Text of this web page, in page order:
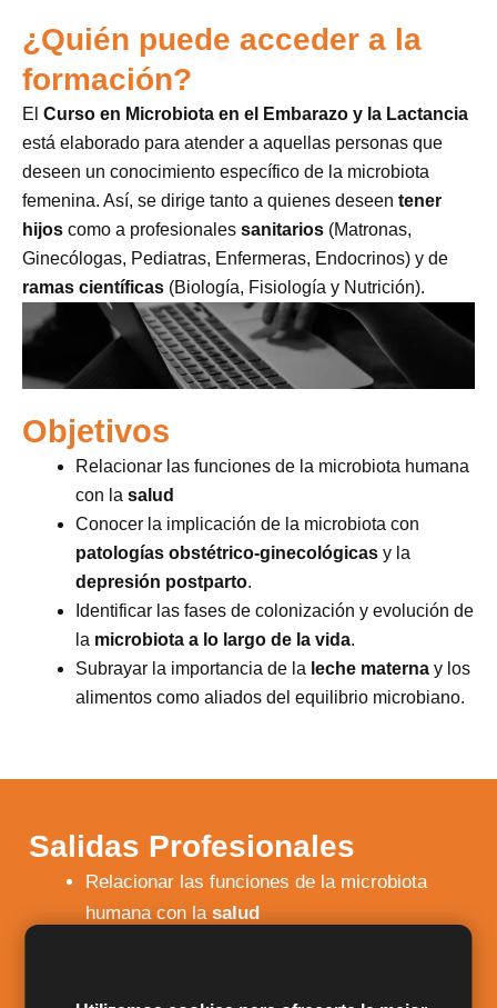
¿Quién puede acceder a la
formación?
El Curso en Microbiota en el Embarazo y la Lactancia
está elaborado para atender a aquellas personas que
deseen un conocimiento específico de la microbiota
femenina. Así, se dirige tanto a quienes deseen tener
hijos como a profesionales sanitarios (Matronas,
Ginecólogas, Pediatras, Enfermeras, Endocrinos) y de
ramas científicas (Biología, Fisiología y Nutrición).
Objetivos
Relacionar las funciones de la microbiota humana
con la salud
Conocer la implicación de la microbiota con
patologías obstétrico-ginecológicas y la
depresión postparto.
Identificar las fases de colonización y evolución de
la microbiota a lo largo de la vida.
Subrayar la importancia de la leche materna y los
alimentos como aliados del equilibrio microbiano.
Salidas Profesionales
Relacionar las funciones de la microbiota
humana con lasalud